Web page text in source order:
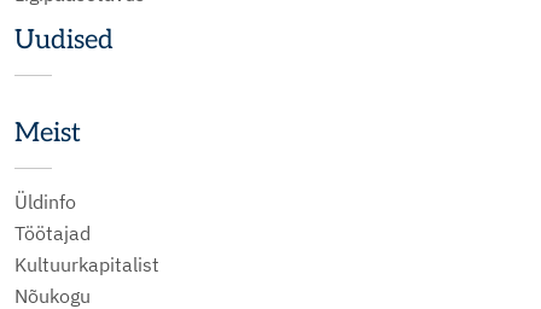
Uudised
Meist
Üldinfo
Töötajad
Kultuurkapitalist
Nõukogu